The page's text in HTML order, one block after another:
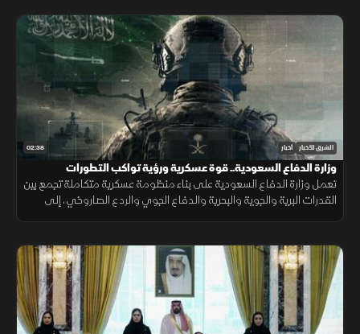
02:38 الشرق للأخبار أخبار
وزارة الدفاع السعودية.. قوة عسكرية ورؤية تواكب التطورات
تعمل وزارة الدفاع السعودية على بناء منظومة عسكرية متكاملة تجمع بين
القدرات البرية والجوية والبحرية والدفاع الجوي والردع الصاروخي، إلى